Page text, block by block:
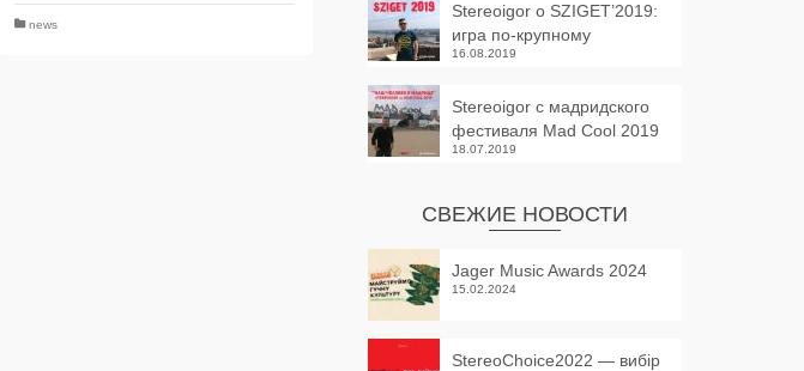
news
Stereoigor о SZIGET’2019:
игра по-крупному
16.08.2019
Stereoigor с мадридского
фестиваля Mad Cool 2019
18.07.2019
СВЕЖИЕ НОВОСТИ
Jager Music Awards 2024
15.02.2024
StereoChoice2022 — вибір